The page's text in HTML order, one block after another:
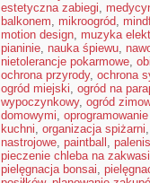
estetyczna zabiegi,
balkonem, mikroogród,
motion design, muzyka
pianinie, nauka śpiewu,
nietolerancje pokarmowe,
ochrona przyrody, ochrona
ogród miejski, ogród na
wypoczynkowy, ogród
domowymi,
kuchni, organizacja spiżarni,
nastrojowe, paintball ,
pieczenie chleba na
pielęgnacja bonsai,